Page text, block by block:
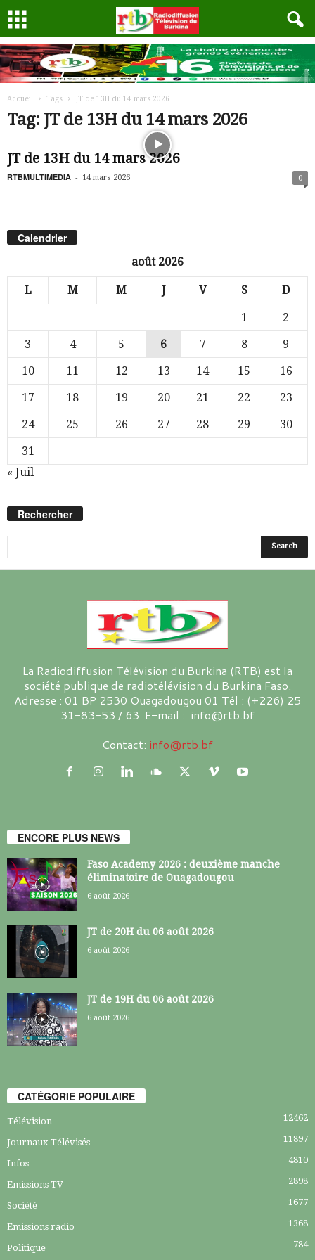
Accueil Tags JT de 13H du 14 mars 2026
Tag: JT de 13H du 14 mars 2026
JT de 13H du 14 mars 2026
RTBMULTIMEDIA - 14 mars 2026 0
Calendrier
août 2026
L M M J V S D
1
2
3
4 5 6 7 8
9
10
11 12 13 14 15
16
17
18 19 20 21 22
23
24
25 26 27 28 29
30
31
« Juil
Rechercher
La Radiodiffusion Télévision du Burkina (RTB) est la
société publique de radiotélévision du Burkina Faso.
Adresse : 01 BP 2530 Ouagadougou 01 Tél : (+226) 25
31-83-53 / 63 E-mail : info@rtb.bf
Contact: info@rtb.bf
ENCORE PLUS NEWS
Faso Academy 2026 : deuxième manche
éliminatoire de Ouagadougou
6 août 2026
JT de 20H du 06 août 2026
6 août 2026
JT de 19H du 06 août 2026
6 août 2026
CATÉGORIE POPULAIRE
Télévision 12462
Journaux Télévisés 11897
Infos 4810
Emissions TV 2898
Société 1677
Emissions radio 1368
Politique 784